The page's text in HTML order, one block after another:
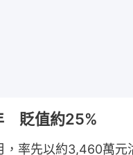
貶值約25%
，率先以約3,460萬元